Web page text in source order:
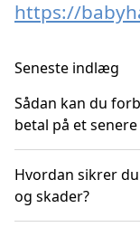
https://
Seneste indlæg
Sådan kan du
betal på et
Hvordan sikrer
og skader?